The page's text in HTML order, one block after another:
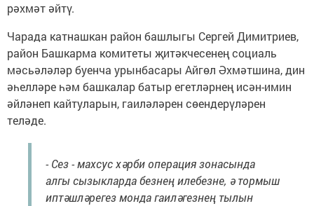
рәхмәт әйтү.
Чарада катнашкан район башлыгы Сергей Димитриев,
район Башкарма комитеты җитәкчесенең социаль
мәсьәләләр буенча урынбасары Айгөл Әхмәтшина, дин
әһелләре һәм башкалар батыр егетләрнең исән-имин
әйләнеп кайтуларын, гаиләләрен сөендерүләрен
теләде.
- Сез - махсус хәрби операция зонасында
алгы сызыкларда безнең илебезне, ә тормыш
иптәшләрегез монда гаиләгезнең тылын